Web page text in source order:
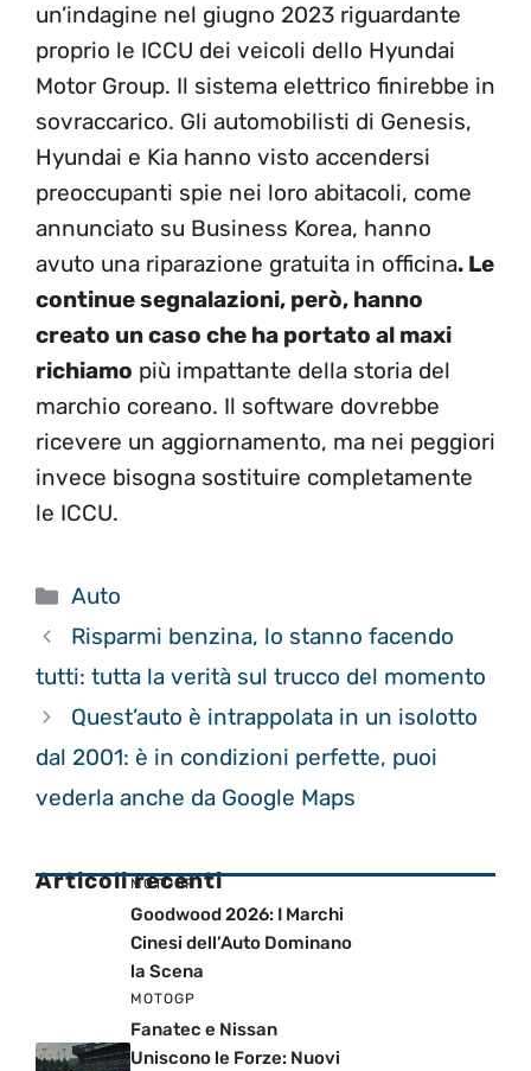
un’indagine nel giugno 2023 riguardante
proprio le ICCU dei veicoli dello Hyundai
Motor Group. Il sistema elettrico finirebbe in
sovraccarico. Gli automobilisti di Genesis,
Hyundai e Kia hanno visto accendersi
preoccupanti spie nei loro abitacoli, come
annunciato su Business Korea, hanno
avuto una riparazione gratuita in officina. Le
continue segnalazioni, però, hanno
creato un caso che ha portato al maxi
richiamo più impattante della storia del
marchio coreano. Il software dovrebbe
ricevere un aggiornamento, ma nei peggiori
invece bisogna sostituire completamente
le ICCU.
Categorie
Auto
Risparmi benzina, lo stanno facendo
tutti: tutta la verità sul trucco del momento
Quest’auto è intrappolata in un isolotto
dal 2001: è in condizioni perfette, puoi
vederla anche da Google Maps
Articoli recenti
MOTOGP
Goodwood 2026: I Marchi
Cinesi dell’Auto Dominano
la Scena
MOTOGP
Fanatec e Nissan
Uniscono le Forze: Nuovi